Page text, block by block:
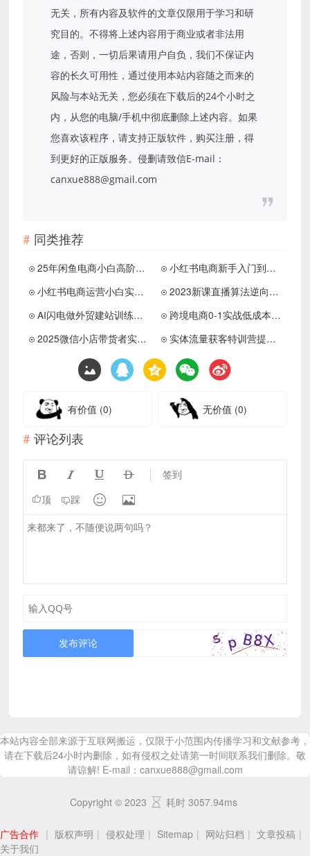
无关，所有内容及软件的文章仅限用于学习和研
究目的。不得将上述内容用于商业或者非法用
途，否则，一切后果请用户自负，我们不保证内
容的长久可用性，通过使用本站内容随之而来的
风险与本站无关，您必须在下载后的24个小时之
内，从您的电脑/手机中彻底删除上述内容。如果
您喜欢该程序，请支持正版软件，购买注册，得
到更好的正版服务。侵删请致信E-mail：
canxue888@gmail.com
同类推荐
25年闲鱼电商小白高阶打法9.0
小红书电商新手入门到精通实操课
小红书电商运营小白实操课
2023新课直播算法逆向解密课程
AI闪电做外贸建站训练营26期
跨境电商0-1实战低成本启动市场
2025微信小店带货者实操课程
实体流量获客特训营提高转化
有价值 (0) 无价值 (0)
评论列表
    签到
顶 踩  
发布评论
本站内容全部来源于互联网搬运，仅限于小范围内传播学习和文献参考，
请在下载后24小时内删除，如有侵权之处请第一时间联系我们删除。敬
请谅解! E-mail：canxue888@gmail.com
Copyright © 2023 耗时 3057.94ms
广告合作 | 版权声明 | 侵权处理 | Sitemap | 网站归档 | 文章投稿 |
关于我们